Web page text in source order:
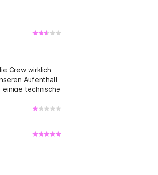
Crew wirklich
Aufenthalt
einige technische
der Reise zu
betriebsbereit,
Geruch
vom ersten
Insgesamt